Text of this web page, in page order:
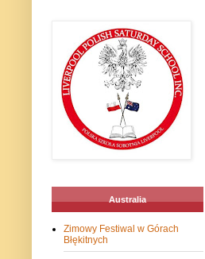
Australia
Zimowy Festiwal w Górach
Błękitnych